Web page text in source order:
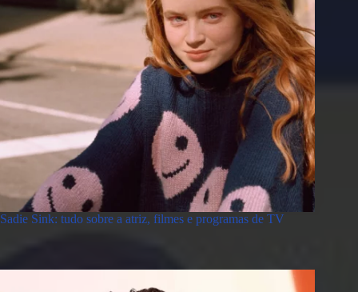
Sadie Sink: tudo sobre a atriz, filmes e programas de TV